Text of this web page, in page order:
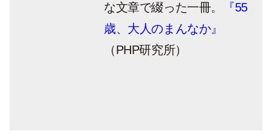
な文章で綴った一冊。
『55
歳、大人のまんなか』
（PHP研究所）